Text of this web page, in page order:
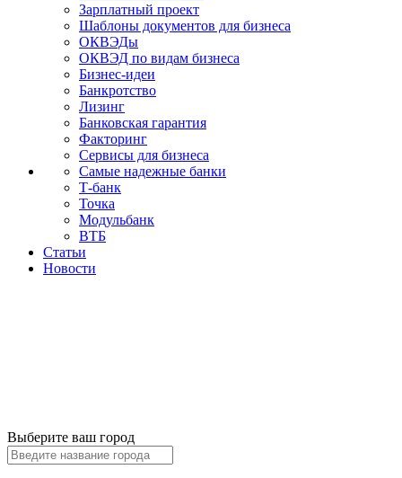
Зарплатный проект
Шаблоны документов для бизнеса
ОКВЭДы
ОКВЭД по видам бизнеса
Бизнес-идеи
Банкротство
Лизинг
Банковская гарантия
Факторинг
Сервисы для бизнеса
Самые надежные банки
Т-банк
Точка
Модульбанк
ВТБ
Статьи
Новости
Выберите ваш город